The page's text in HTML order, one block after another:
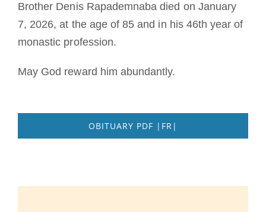
Brother Denis Rapademnaba died on January
7, 2026, at the age of 85 and in his 46th year of
monastic profession.
May God reward him abundantly.
OBITUARY PDF |FR|